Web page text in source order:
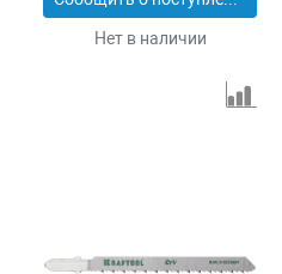
Нет в наличии